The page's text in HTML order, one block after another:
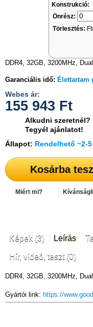
Konstrukció:
Önrész:
Törlesztés:
DDR4, 32GB, 3200MHz,
Garanciális idő: Élettartam
Webes ár:
155 943 Ft
Alkudni szeretnél?
Tegyél ajánlatot!
Állapot: Rendelhető ~2-
Kosárba
Miért mi?
Képek (3) Leírás
Hír, videó, teszt (0)
DDR4, 32GB, 3200MHz,
Gyártói link: https://